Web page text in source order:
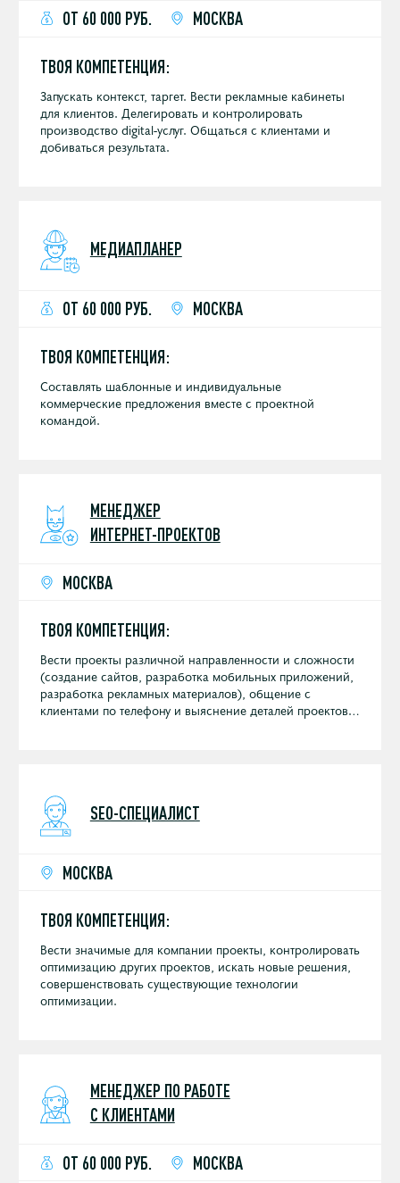
ОТ 60 000 РУБ. МОСКВА
ТВОЯ КОМПЕТЕНЦИЯ:
Запускать контекст, таргет. Вести рекламные кабинеты
для клиентов. Делегировать и контролировать
производство digital-услуг. Общаться с клиентами и
добиваться результата.
МЕДИАПЛАНЕР
ОТ 60 000 РУБ. МОСКВА
ТВОЯ КОМПЕТЕНЦИЯ:
Составлять шаблонные и индивидуальные
коммерческие предложения вместе с проектной
командой.
МЕНЕДЖЕР
ИНТЕРНЕТ-ПРОЕКТОВ
МОСКВА
ТВОЯ КОМПЕТЕНЦИЯ:
Вести проекты различной направленности и сложности
(создание сайтов, разработка мобильных приложений,
разработка рекламных материалов), общение с
клиентами по телефону и выяснение деталей проектов;
сотрудники).
SEO-СПЕЦИАЛИСТ
МОСКВА
ТВОЯ КОМПЕТЕНЦИЯ:
Вести значимые для компании проекты, контролировать
оптимизацию других проектов, искать новые решения,
совершенствовать существующие технологии
оптимизации.
МЕНЕДЖЕР ПО РАБОТЕ
С КЛИЕНТАМИ
ОТ 60 000 РУБ. МОСКВА